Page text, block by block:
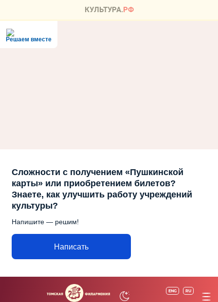
Решаем вместе
Сложности с получением «Пушкинской
карты» или приобретением билетов?
Знаете, как улучшить работу учреждений
культуры?
Напишите — решим!
Написать
ENG RU